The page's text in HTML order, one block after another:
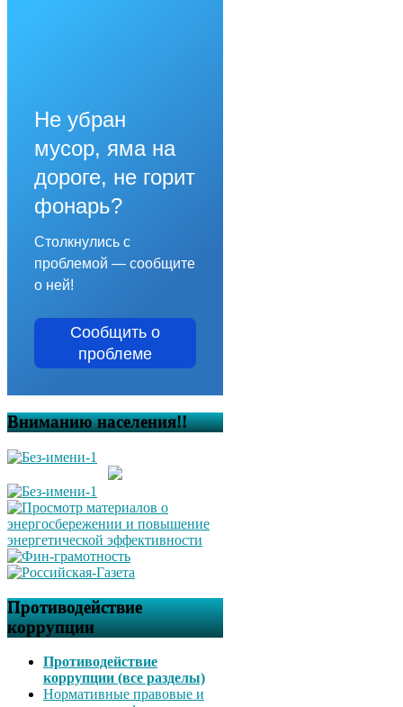
Не убран
мусор, яма на
дороге, не горит
фонарь?
Столкнулись с
проблемой — сообщите
о ней!
Сообщить о
проблеме
Вниманию населения!!
Противодействие
коррупции
Противодействие
коррупции (все разделы)
Нормативные правовые и